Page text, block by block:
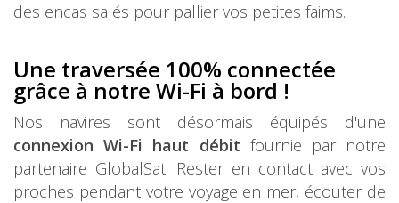
des encas salés pour pallier vos petites faims.
Une traversée 100% connectée
grâce à notre Wi-Fi à bord !
Nos navires sont désormais équipés d'une
connexion Wi-Fi haut débit fournie par notre
partenaire GlobalSat. Rester en contact avec vos
proches pendant votre voyage en mer, écouter de